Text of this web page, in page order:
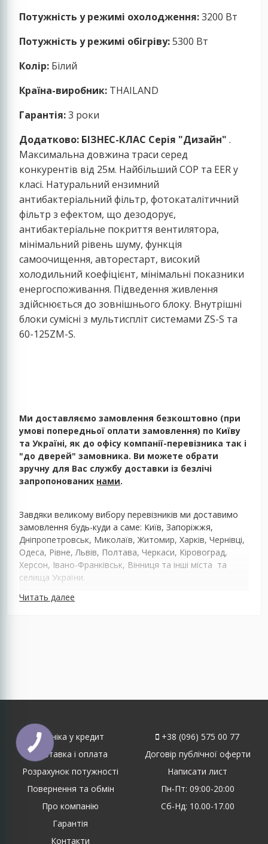
Потужність у режимі охолодження:3200 Вт
Потужність у режимі обігріву:5300 Вт
Колір: Білий
Країна-виробник: THAILAND
Гарантія:3 роки
Додатково: БІЗНЕС-КЛАС Серія "Дизайн" .
Максимальна довжина траси серед
конкурентів від 25м. Найбільший COP та EER у
класі. Натуральний ензимний
антибактеріальний фільтр, фотокаталітичний
фільтр з ефектом, що дезодорує,
антибактеріальне покриття вентилятора,
мінімальний рівень шуму, функція
самоочищення, авторестарт, високий
холодильний коефіцієнт, мінімальні показники
енергоспоживання. Підведення живлення
здійснюється до зовнішнього блоку. Внутрішні
блоки сумісні з мультиспліт системами ZS-S та
60-125ZM-S.
Ми доставляємо замовлення безкоштовно (при
умові попередньої оплати замовлення) по Київу
та Україні, як до офісу компанії-перевізника так і
"до дверей" замовника. Ви можете обрати
зручну для Вас службу доставки із безлічі
запропонованих нами.
Завдяки великому вибору перевізників ми доставимо
замовлення будь-куди а саме: Київ, Запоріжжя,
Дніпропетровськ, Миколаїв, Житомир, Харків, Чернівці,
Одеса, Рівне, Львів, Полтава, Черкаси, Кіровоград,
Херсон, Івано-Франківськ, Вінниця та інші міста та
селища України.
Читать далее
Техніка у кредит
Доставка і оплата
Розрахунок потужності
Повернення та обмін
Про компанію
Гарантія
Контакти
+38 (096) 575 00 77
Договір публічної оферти
Написати лист
Пн-Пт: 09:00-20:00
Сб-Нд: 10.00-17.00